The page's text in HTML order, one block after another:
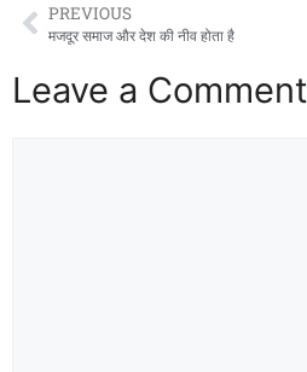
PREVIOUS
मजदूर समाज और देश की नीव होता है
Leave a Comment